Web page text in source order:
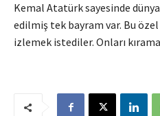
Kemal Atatürk sayesinde
edilmiş tek bayram var. Bu
izlemek istediler. Onları